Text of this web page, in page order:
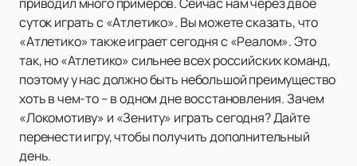
приводил много примеров. Сейчас нам через двое
суток играть с «Атлетико». Вы можете сказать, что
«Атлетико» также играет сегодня с «Реалом». Это
так, но «Атлетико» сильнее всех российских команд,
поэтому у нас должно быть небольшой преимущество
хоть в чем-то – в одном дне восстановления. Зачем
«Локомотиву» и «Зениту» играть сегодня? Дайте
перенести игру, чтобы получить дополнительный
день.